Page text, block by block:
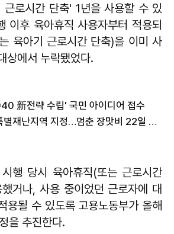
근로시간 단축' 1년을 사용할 수 있
이후 육아휴직 사용자부터 적용되
육아기 근로시간 단축)을 이미 사
상에서 누락됐었다.
新전략 수립' 국민 아이디어 접수
尹, 13개 지자체 특별재난지역 지정…멈춘 장맛비 22일 다시 내린다
행 당시 육아휴직(또는 근로시간
거나, 사용 중이었던 근로자에 대
용될 수 있도록 고용노동부가 올해
을 추진한다.